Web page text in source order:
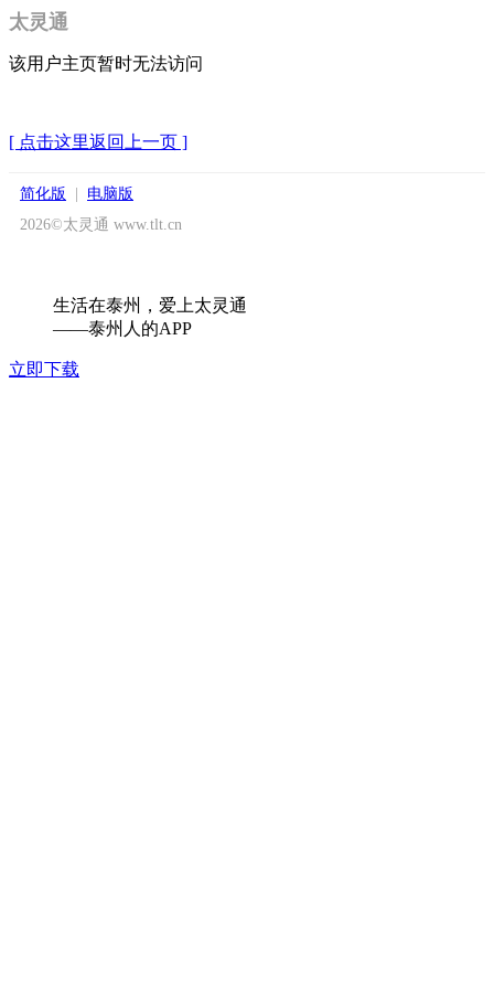
太灵通
该用户主页暂时无法访问
[ 点击这里返回上一页 ]
简化版
电脑版
2026©太灵通 www.tlt.cn
生活在泰州，爱上太灵通
——泰州人的APP
立即下载